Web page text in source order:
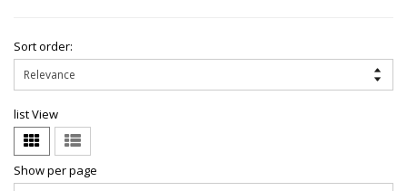
Sort order:
list View
Show per page